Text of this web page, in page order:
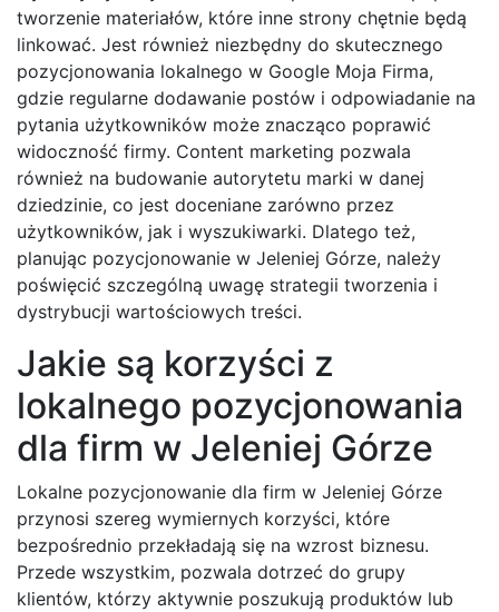
tworzenie materiałów, które inne strony chętnie będą
linkować. Jest również niezbędny do skutecznego
pozycjonowania lokalnego w Google Moja Firma,
gdzie regularne dodawanie postów i odpowiadanie na
pytania użytkowników może znacząco poprawić
widoczność firmy. Content marketing pozwala
również na budowanie autorytetu marki w danej
dziedzinie, co jest doceniane zarówno przez
użytkowników, jak i wyszukiwarki. Dlatego też,
planując pozycjonowanie w Jeleniej Górze, należy
poświęcić szczególną uwagę strategii tworzenia i
dystrybucji wartościowych treści.
Jakie są korzyści z
lokalnego pozycjonowania
dla firm w Jeleniej Górze
Lokalne pozycjonowanie dla firm w Jeleniej Górze
przynosi szereg wymiernych korzyści, które
bezpośrednio przekładają się na wzrost biznesu.
Przede wszystkim, pozwala dotrzeć do grupy
klientów, którzy aktywnie poszukują produktów lub